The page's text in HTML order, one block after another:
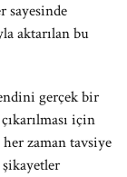
sayesinde
aktarılan bu
gerçek bir
için
her zaman tavsiye